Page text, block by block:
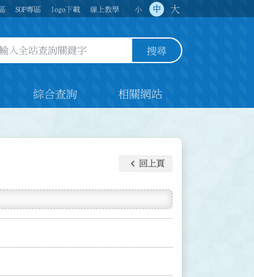
SOP專區 logo下載 線上教學 小 中 大
查詢關鍵字欄位 搜尋
綜合查詢 相關網站
keyboard_arrow_left 回上頁